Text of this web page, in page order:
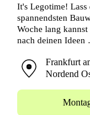
It's Legotime! Lass
spannendsten
Woche lang
nach deinen
Frankfurt
Nordend